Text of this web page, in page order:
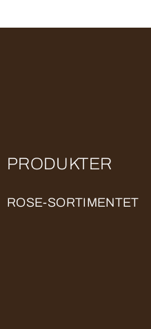
PRODUKTER
ROSE-SORTIMENTET